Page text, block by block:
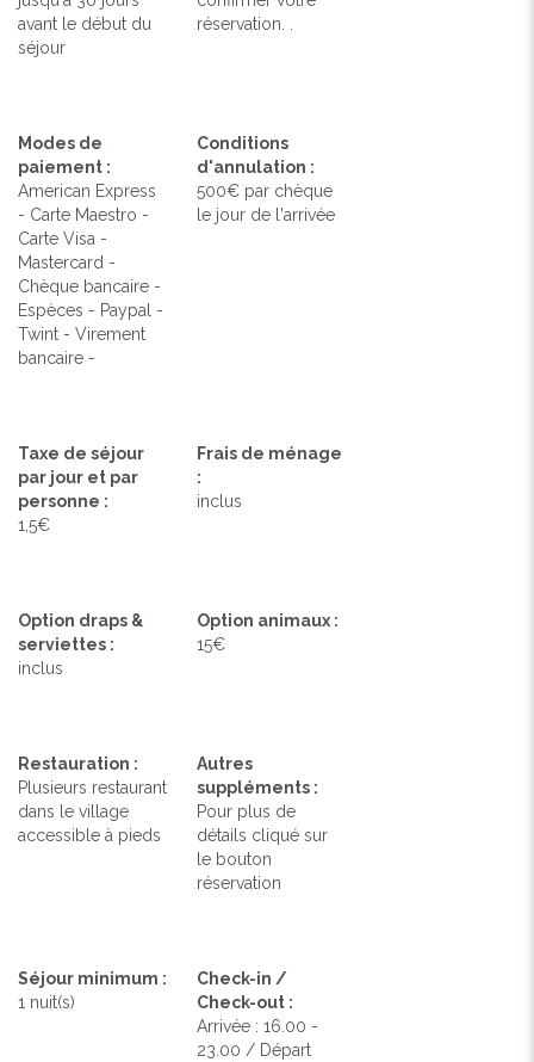
avant le début du
séjour
réservation. .
Modes de
paiement :
American Express
- Carte Maestro -
Carte Visa -
Mastercard -
Chèque bancaire -
Espèces - Paypal -
Twint - Virement
bancaire -
Conditions
d'annulation :
500€ par chèque
le jour de l'arrivée
Taxe de séjour
par jour et par
personne :
1,5€
Frais de ménage
:
inclus
Option draps &
serviettes :
inclus
Option animaux :
15€
Restauration :
Plusieurs restaurant
dans le village
accessible à pieds
Autres
suppléments :
Pour plus de
détails cliqué sur
le bouton
réservation
Séjour minimum :
1 nuit(s)
Check-in /
Check-out :
Arrivée : 16.00 -
23.00 / Départ